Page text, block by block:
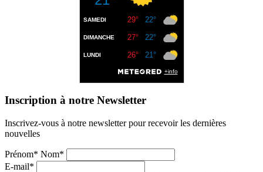
Inscription à notre Newsletter
Inscrivez-vous à notre newsletter pour recevoir les dernières
nouvelles
Prénom* Nom*
E-mail*